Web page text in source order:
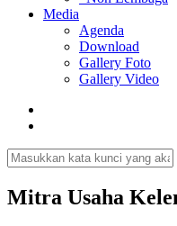
Media
Agenda
Download
Gallery Foto
Gallery Video
Mitra Usaha